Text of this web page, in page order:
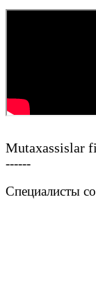
Mutaxassislar
------
Специалисты